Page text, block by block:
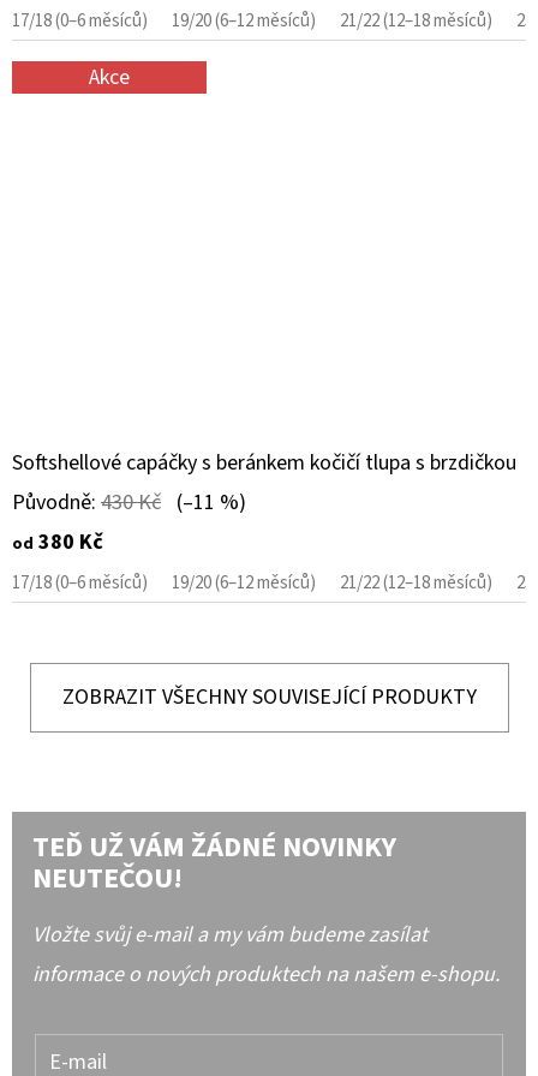
17/18 (0–6 měsíců) 19/20 (6–12 měsíců) 21/22 (12–18 měsíců)
Akce
Softshellové capáčky s beránkem kočičí tlupa s brzdičkou
Původně: 430 Kč (–11 %)
od 380 Kč
17/18 (0–6 měsíců) 19/20 (6–12 měsíců) 21/22 (12–18 měsíců)
ZOBRAZIT VŠECHNY SOUVISEJÍCÍ PRODUKTY
TEĎ UŽ VÁM ŽÁDNÉ NOVINKY
NEUTEČOU!
Vložte svůj e-mail a my vám budeme zasílat
informace o nových produktech na našem e-shopu.
E-mail